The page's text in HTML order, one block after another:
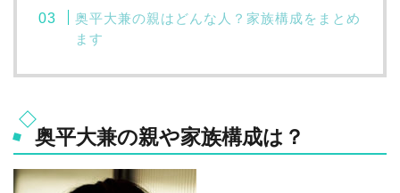
奥平大兼の親はどんな人？家族構成をまとめ
ます
奥平大兼の親や家族構成は？